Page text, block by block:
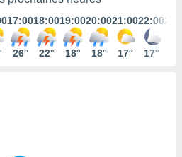
17:00
26°
18:00
22°
19:00
18°
20:00
18°
21:00
17°
22:00
17°